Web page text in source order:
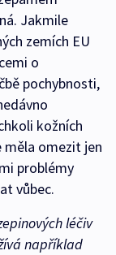
Jakmile
zemích EU
o
pochybnosti,
kožních
měla omezit jen
problémy
vůbec.
léčiv
například